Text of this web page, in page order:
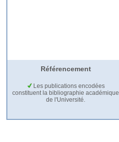
Référencement
Les publications encodées
constituent la bibliographie académique
de l'Université.